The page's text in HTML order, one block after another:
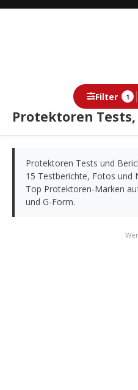
Protektoren
Filter 1
Berichte
Protektoren Tests und
15 Testberichte, Fotos und
Top Protektoren-Marken
und G-Form.